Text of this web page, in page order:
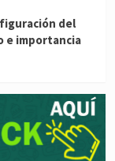
del
e importancia